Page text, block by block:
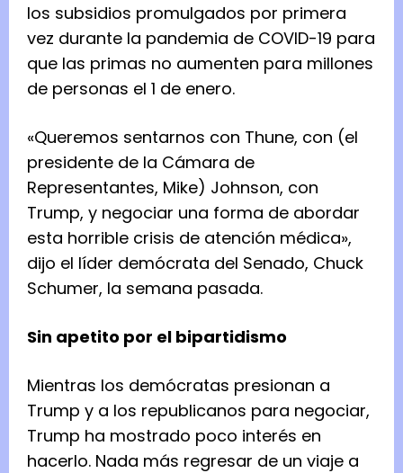
los subsidios promulgados por primera
vez durante la pandemia de COVID-19 para
que las primas no aumenten para millones
de personas el 1 de enero.
«Queremos sentarnos con Thune, con (el
presidente de la Cámara de
Representantes, Mike) Johnson, con
Trump, y negociar una forma de abordar
esta horrible crisis de atención médica»,
dijo el líder demócrata del Senado, Chuck
Schumer, la semana pasada.
Sin apetito por el bipartidismo
Mientras los demócratas presionan a
Trump y a los republicanos para negociar,
Trump ha mostrado poco interés en
hacerlo. Nada más regresar de un viaje a